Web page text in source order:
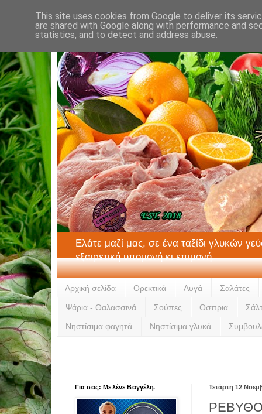
Ελάτε μαζί μας, σε ένα ταξίδι γλυκών
εξαιρετική υπομονή κι επιμονή.
Αρχική σελίδα Ορεκτικά Αυγά Σαλάτες
Ψάρια - Θαλασσινά Σούπες Οσπρια
Νηστίσιμα φαγητά Νηστίσιμα γλυκά
Τετάρτη 12
Για σας: Με λένε Βαγγέλη.
This site uses cookies from Google to deliver its
are shared with Google along with performance and
statistics, and to detect and address abuse.